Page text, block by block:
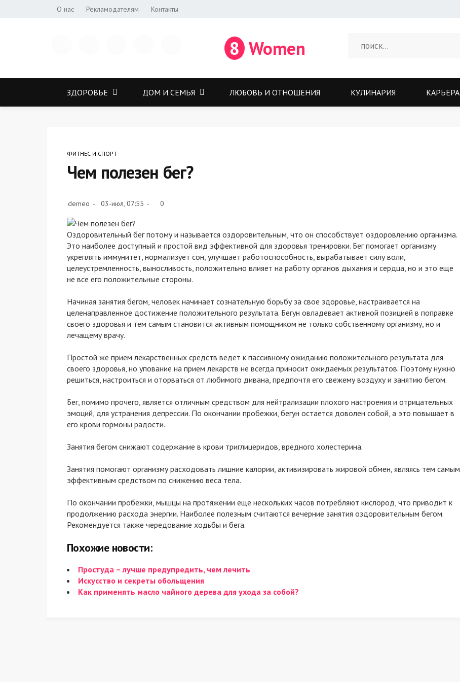
О нас Рекламодателям Контакты
8 Women
ЗДОРОВЬЕ ДОМ И СЕМЬЯ ЛЮБОВЬ И ОТНОШЕНИЯ КУЛИНАРИЯ КАРЬЕРА
ФИТНЕС И СПОРТ
Чем полезен бег?
demeo 03-июл, 07:55 0
Оздоровительный бег потому и называется оздоровительным, что он способствует оздоровлению организма.
Это наиболее доступный и простой вид эффективной для здоровья тренировки. Бег помогает организму
укреплять иммунитет, нормализует сон, улучшает работоспособность, вырабатывает силу воли,
целеустремленность, выносливость, положительно влияет на работу органов дыхания и сердца, но и это еще
не все его положительные стороны.
Начиная занятия бегом, человек начинает сознательную борьбу за свое здоровье, настраивается на
целенаправленное достижение положительного результата. Бегун овладевает активной позицией в поправке
своего здоровья и тем самым становится активным помощником не только собственному организму, но и
лечащему врачу.
Простой же прием лекарственных средств ведет к пассивному ожиданию положительного результата для
своего здоровья, но упование на прием лекарств не всегда приносит ожидаемых результатов. Поэтому нужно
решиться, настроиться и оторваться от любимого дивана, предпочтя его свежему воздуху и занятию бегом.
Бег, помимо прочего, является отличным средством для нейтрализации плохого настроения и отрицательных
эмоций, для устранения депрессии. По окончании пробежки, бегун остается доволен собой, а это повышает в
его крови гормоны радости.
Занятия бегом снижают содержание в крови триглицеридов, вредного холестерина.
Занятия помогают организму расходовать лишние калории, активизировать жировой обмен, являясь тем самым
эффективным средством по снижению веса тела.
По окончании пробежки, мышцы на протяжении еще нескольких часов потребляют кислород, что приводит к
продолжению расхода энергии. Наиболее полезным считаются вечерние занятия оздоровительным бегом.
Рекомендуется также чередование ходьбы и бега.
Похожие новости:
Простуда – лучше предупредить, чем лечить
Искусство и секреты обольщения
Как применять масло чайного дерева для ухода за собой?